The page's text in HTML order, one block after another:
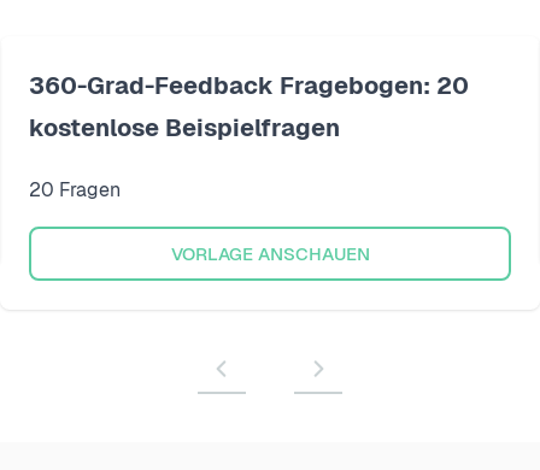
360-Grad-Feedback Fragebogen: 20
kostenlose Beispielfragen
20 Fragen
VORLAGE ANSCHAUEN